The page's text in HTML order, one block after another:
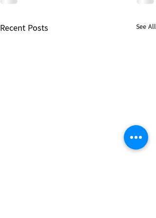
Recent Posts See All